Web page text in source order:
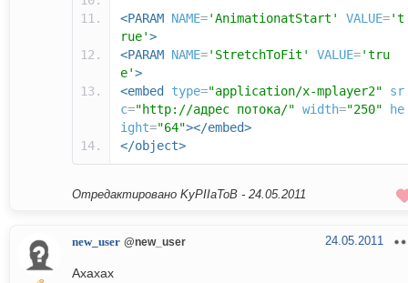
<PARAM NAME='AnimationatStart' VALUE='t
rue'>
<PARAM NAME='StretchToFit' VALUE='tru
e'>
<embed
type="application/x-mplayer2"
sr
c="http://адрес потока/" width="250"
he
ight="64"></embed>
</object>
Отредактировано KyPIIaToB - 24.05.2011
new_user @new_user 24.05.2011
Ахахах